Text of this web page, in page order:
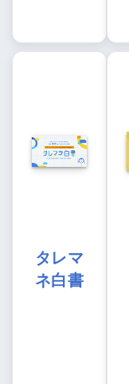
タレマ
ネ白書